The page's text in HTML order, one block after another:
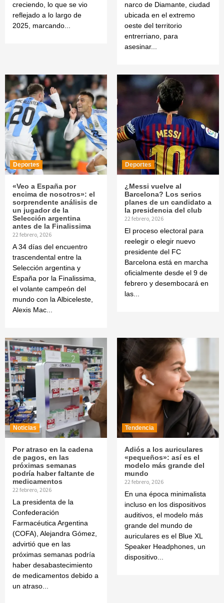
creciendo, lo que se vio
reflejado a lo largo de
2025, marcando...
narco de Diamante, ciudad
ubicada en el extremo
oeste del territorio
entrerriano, para
asesinar...
Deportes
«Veo a España por
encima de nosotros»: el
sorprendente análisis de
un jugador de la
Selección argentina
antes de la Finalissima
22 febrero, 2026
A 34 días del encuentro
trascendental entre la
Selección argentina y
España por la Finalissima,
el volante campeón del
mundo con la Albiceleste,
Alexis Mac...
Deportes
¿Messi vuelve al
Barcelona? Los serios
planes de un candidato a
la presidencia del club
22 febrero, 2026
El proceso electoral para
reelegir o elegir nuevo
presidente del FC
Barcelona está en marcha
oficialmente desde el 9 de
febrero y desembocará en
las...
Noticias
Por atraso en la cadena
de pagos, en las
próximas semanas
podría haber faltante de
medicamentos
22 febrero, 2026
La presidenta de la
Confederación
Farmacéutica Argentina
(COFA), Alejandra Gómez,
advirtió que en las
próximas semanas podría
haber desabastecimiento
de medicamentos debido a
un atraso...
Tendencia
Adiós a los auriculares
«pequeños»: así es el
modelo más grande del
mundo
22 febrero, 2026
En una época minimalista
incluso en los dispositivos
auditivos, el modelo más
grande del mundo de
auriculares es el Blue XL
Speaker Headphones, un
dispositivo...